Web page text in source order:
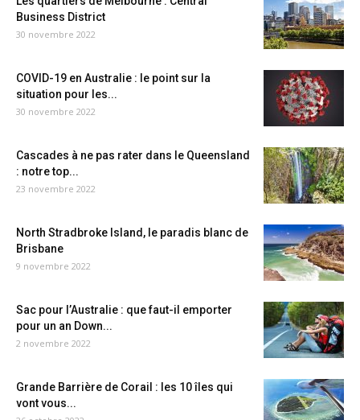
Business District
30 novembre 2022
COVID-19 en Australie : le point sur la
situation pour les...
30 novembre 2022
Cascades à ne pas rater dans le Queensland
: notre top...
23 novembre 2022
North Stradbroke Island, le paradis blanc de
Brisbane
9 novembre 2022
Sac pour l’Australie : que faut-il emporter
pour un an Down...
2 novembre 2022
Grande Barrière de Corail : les 10 îles qui
vont vous...